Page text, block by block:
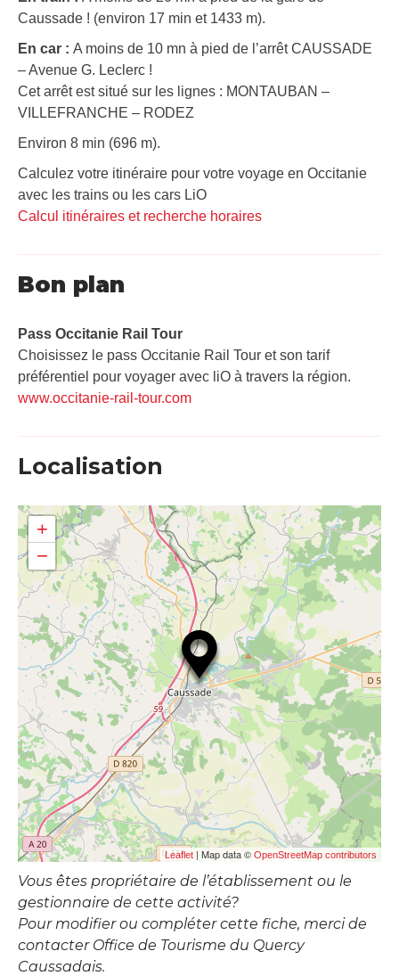
Caussade ! (environ 17 min et 1433 m).
En car : A moins de 10 mn à pied de l’arrêt CAUSSADE
– Avenue G. Leclerc !
Cet arrêt est situé sur les lignes : MONTAUBAN –
VILLEFRANCHE – RODEZ
Environ 8 min (696 m).
Calculez votre itinéraire pour votre voyage en Occitanie
avec les trains ou les cars LiO
Calcul itinéraires et recherche horaires
Bon plan
Pass Occitanie Rail Tour​
Choisissez le pass Occitanie Rail Tour et son tarif
préférentiel pour voyager avec liO à travers la région.
www.occitanie-rail-tour.com
Localisation
+
−
Leaflet | Map data © OpenStreetMap contributors
Vous êtes propriétaire de l’établissement ou le
gestionnaire de cette activité?
Pour modifier ou compléter cette fiche, merci de
contacter Office de Tourisme du Quercy
Caussadais.